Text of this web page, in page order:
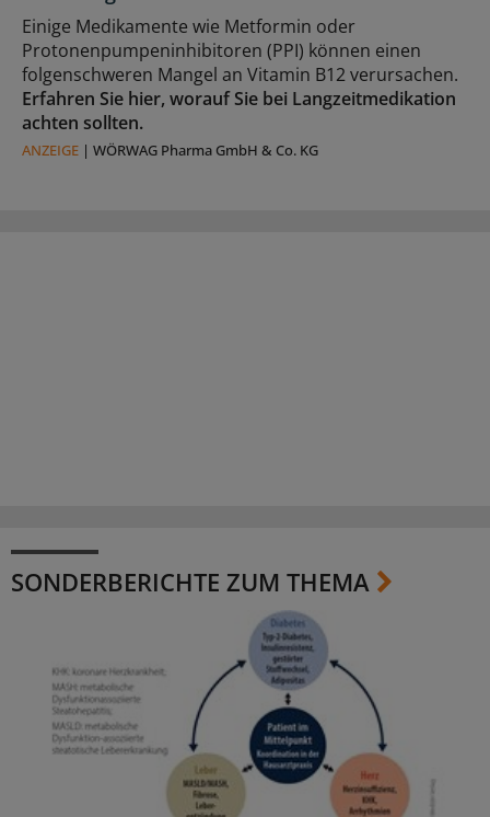
Einige Medikamente wie Metformin oder
Protonenpumpeninhibitoren (PPI) können einen
folgenschweren Mangel an Vitamin B12 verursachen.
Erfahren Sie hier, worauf Sie bei Langzeitmedikation
achten sollten.
ANZEIGE | WÖRWAG Pharma GmbH & Co. KG
SONDERBERICHTE ZUM THEMA